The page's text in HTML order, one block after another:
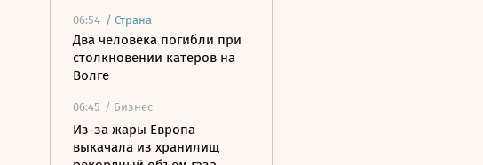
06:54 / Страна
Два человека погибли при
столкновении катеров на
Волге
06:45 / Бизнес
Из-за жары Европа
выкачала из хранилищ